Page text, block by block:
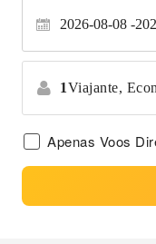
2026-08-08
1Viajante,
Apenas Voos